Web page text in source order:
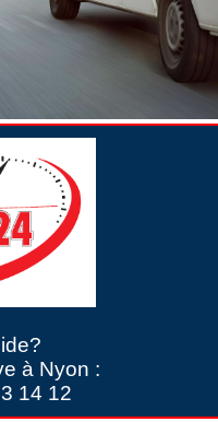
à Nyon :
14 12